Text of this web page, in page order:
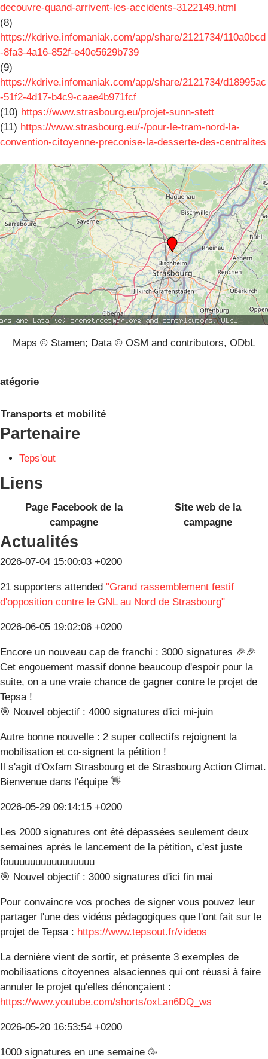
decouvre-quand-arrivent-les-accidents-3122149.html
(8)
https://kdrive.infomaniak.com/app/share/2121734/110a0bcd
-8fa3-4a16-852f-e40e5629b739
(9)
https://kdrive.infomaniak.com/app/share/2121734/d18995ac
-51f2-4d17-b4c9-caae4b971fcf
(10) https://www.strasbourg.eu/projet-sunn-stett
(11) https://www.strasbourg.eu/-/pour-le-tram-nord-la-
convention-citoyenne-preconise-la-desserte-des-centralites
Maps © Stamen; Data © OSM and contributors, ODbL
Transports et mobilité
Partenaire
Teps'out
Liens
Page Facebook de la
campagne
Site web de la
campagne
Actualités
2026-07-04 15:00:03 +0200
21 supporters attended "Grand rassemblement festif
d'opposition contre le GNL au Nord de Strasbourg"
2026-06-05 19:02:06 +0200
Encore un nouveau cap de franchi : 3000 signatures 🎉🎉
Cet engouement massif donne beaucoup d'espoir pour la
suite, on a une vraie chance de gagner contre le projet de
Tepsa !
🎯 Nouvel objectif : 4000 signatures d'ici mi-juin
Autre bonne nouvelle : 2 super collectifs rejoignent la
mobilisation et co-signent la pétition !
Il s'agit d'Oxfam Strasbourg et de Strasbourg Action Climat.
Bienvenue dans l'équipe 👋
2026-05-29 09:14:15 +0200
Les 2000 signatures ont été dépassées seulement deux
semaines après le lancement de la pétition, c'est juste
fouuuuuuuuuuuuuuuu
🎯 Nouvel objectif : 3000 signatures d'ici fin mai
Pour convaincre vos proches de signer vous pouvez leur
partager l'une des vidéos pédagogiques que l'ont fait sur le
projet de Tepsa : https://www.tepsout.fr/videos
La dernière vient de sortir, et présente 3 exemples de
mobilisations citoyennes alsaciennes qui ont réussi à faire
annuler le projet qu'elles dénonçaient :
https://www.youtube.com/shorts/oxLan6DQ_ws
2026-05-20 16:53:54 +0200
1000 signatures en une semaine 🥳